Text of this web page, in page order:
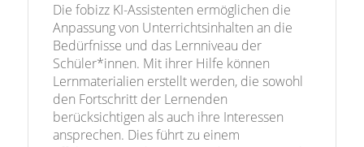
Die fobizz KI-Assistenten ermöglichen die
Anpassung von Unterrichtsinhalten an die
Bedürfnisse und das Lernniveau der
Schüler*innen. Mit ihrer Hilfe können
Lernmaterialien erstellt werden, die sowohl
den Fortschritt der Lernenden
berücksichtigen als auch ihre Interessen
ansprechen. Dies führt zu einem